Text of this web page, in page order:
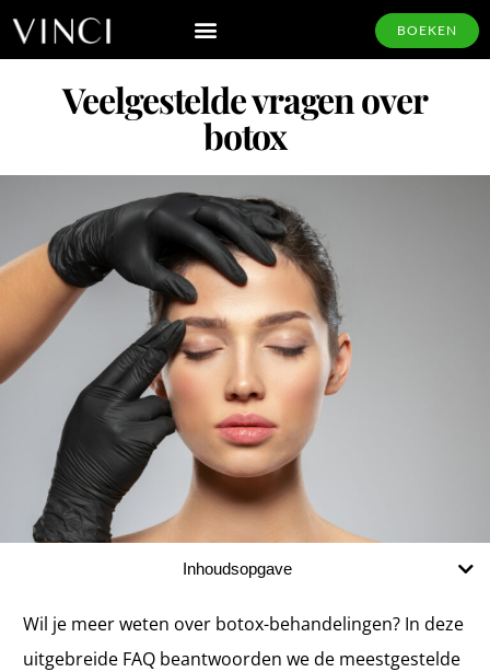
BOEKEN
Veelgestelde vragen over
botox
Inhoudsopgave
Wil je meer weten over botox-behandelingen? In deze
uitgebreide FAQ beantwoorden we de meestgestelde